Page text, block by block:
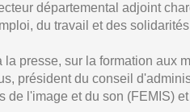
départemental adjoint
du travail et des
la presse, sur la formation aux
président du conseil
de l'image et du son (FEMIS)